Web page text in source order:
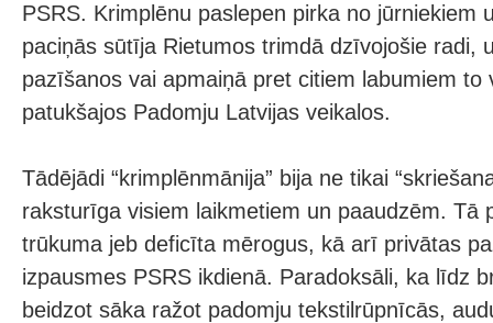
PSRS. Krimplēnu paslepen pirka no jūrniekiem
paciņās sūtīja Rietumos trimdā dzīvojošie radi,
pazīšanos vai apmaiņā pret citiem labumiem to
patukšajos Padomju Latvijas veikalos.
Tādējādi “krimplēnmānija” bija ne tikai
raksturīga visiem laikmetiem un paaudzēm. Tā
trūkuma jeb deficīta mērogus, kā arī privātas
izpausmes PSRS ikdienā. Paradoksāli, ka līdz
beidzot sāka ražot padomju tekstilrūpnīcās,